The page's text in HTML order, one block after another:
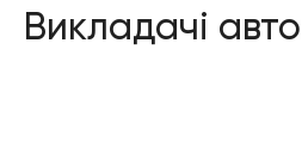
Викладачі